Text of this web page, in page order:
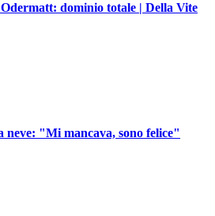
dominio totale | Della Vite
"Mi mancava, sono felice"